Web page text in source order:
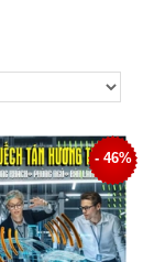
- 46%